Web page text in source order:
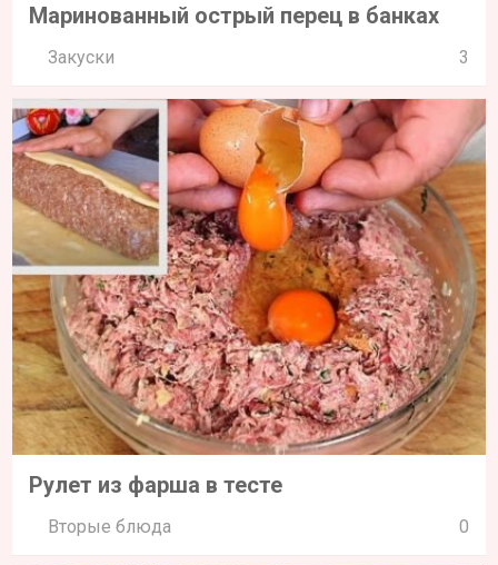
Маринованный острый перец в банках
Закуски 3
Рулет из фарша в тесте
Вторые блюда 0